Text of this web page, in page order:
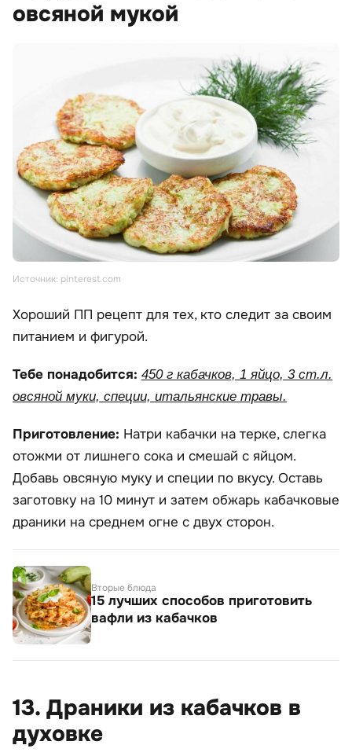
овсяной мукой
Источник: pinterest.com
Хороший ПП рецепт для тех, кто следит за своим
питанием и фигурой.
Тебе понадобится: 450 г кабачков, 1 яйцо, 3 ст.л.
овсяной муки, специи, итальянские травы.
Приготовление: Натри кабачки на терке, слегка
отожми от лишнего сока и смешай с яйцом.
Добавь овсяную муку и специи по вкусу. Оставь
заготовку на 10 минут и затем обжарь кабачковые
драники на среднем огне с двух сторон.
Вторые блюда
15 лучших способов приготовить
вафли из кабачков
13. Драники из кабачков в
духовке